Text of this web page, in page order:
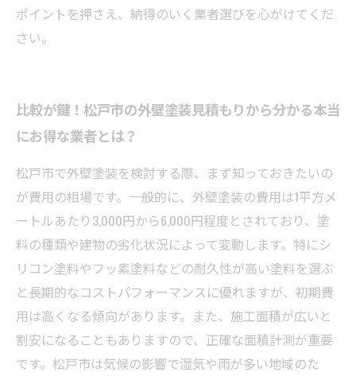
ポイントを押さえ、納得のいく業者選びを心がけてくだ
さい。
比較が鍵！松戸市の外壁塗装見積もりから分かる本当
にお得な業者とは？
松戸市で外壁塗装を検討する際、まず知っておきたいの
が費用の相場です。一般的に、外壁塗装の費用は1平方メ
ートルあたり3,000円から6,000円程度とされており、塗
料の種類や建物の劣化状況によって変動します。特にシ
リコン塗料やフッ素塗料などの耐久性が高い塗料を選ぶ
と長期的なコストパフォーマンスに優れますが、初期費
用は高くなる傾向があります。また、施工面積が広いと
割安になることもありますので、正確な面積計測が重要
です。松戸市は気候の影響で湿気や雨が多い地域のた